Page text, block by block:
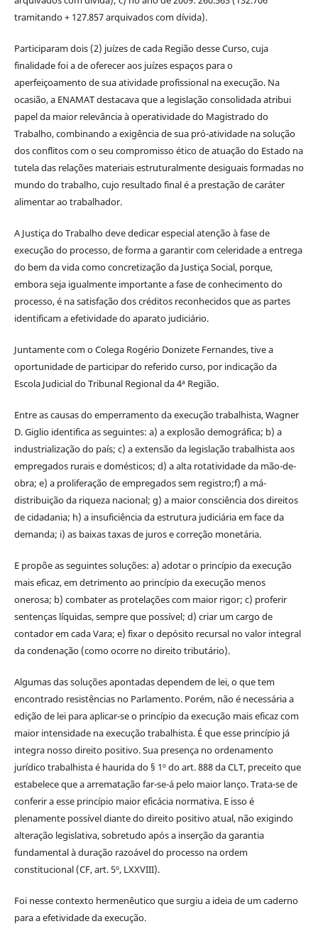
tramitando + 127.857 arquivados com dívida).
Participaram dois (2) juízes de cada Região desse Curso, cuja
finalidade foi a de oferecer aos juízes espaços para o
aperfeiçoamento de sua atividade profissional na execução. Na
ocasião, a ENAMAT destacava que a legislação consolidada atribui
papel da maior relevância à operatividade do Magistrado do
Trabalho, combinando a exigência de sua pró-atividade na solução
dos conflitos com o seu compromisso ético de atuação do Estado na
tutela das relações materiais estruturalmente desiguais formadas no
mundo do trabalho, cujo resultado final é a prestação de caráter
alimentar ao trabalhador.
A Justiça do Trabalho deve dedicar especial atenção à fase de
execução do processo, de forma a garantir com celeridade a entrega
do bem da vida como concretização da Justiça Social, porque,
embora seja igualmente importante a fase de conhecimento do
processo, é na satisfação dos créditos reconhecidos que as partes
identificam a efetividade do aparato judiciário.
Juntamente com o Colega Rogério Donizete Fernandes, tive a
oportunidade de participar do referido curso, por indicação da
Escola Judicial do Tribunal Regional da 4ª Região.
Entre as causas do emperramento da execução trabalhista, Wagner
D. Giglio identifica as seguintes: a) a explosão demográfica; b) a
industrialização do país; c) a extensão da legislação trabalhista aos
empregados rurais e domésticos; d) a alta rotatividade da mão-de-
obra; e) a proliferação de empregados sem registro;f) a má-
distribuição da riqueza nacional; g) a maior consciência dos direitos
de cidadania; h) a insuficiência da estrutura judiciária em face da
demanda; i) as baixas taxas de juros e correção monetária.
E propõe as seguintes soluções: a) adotar o princípio da execução
mais eficaz, em detrimento ao princípio da execução menos
onerosa; b) combater as protelações com maior rigor; c) proferir
sentenças líquidas, sempre que possível; d) criar um cargo de
contador em cada Vara; e) fixar o depósito recursal no valor integral
da condenação (como ocorre no direito tributário).
Algumas das soluções apontadas dependem de lei, o que tem
encontrado resistências no Parlamento. Porém, não é necessária a
edição de lei para aplicar-se o princípio da execução mais eficaz com
maior intensidade na execução trabalhista. É que esse princípio já
integra nosso direito positivo. Sua presença no ordenamento
jurídico trabalhista é haurida do § 1º do art. 888 da CLT, preceito que
estabelece que a arrematação far-se-á pelo maior lanço. Trata-se de
conferir a esse princípio maior eficácia normativa. E isso é
plenamente possível diante do direito positivo atual, não exigindo
alteração legislativa, sobretudo após a inserção da garantia
fundamental à duração razoável do processo na ordem
constitucional (CF, art. 5º, LXXVIII).
Foi nesse contexto hermenêutico que surgiu a ideia de um caderno
para a efetividade da execução.